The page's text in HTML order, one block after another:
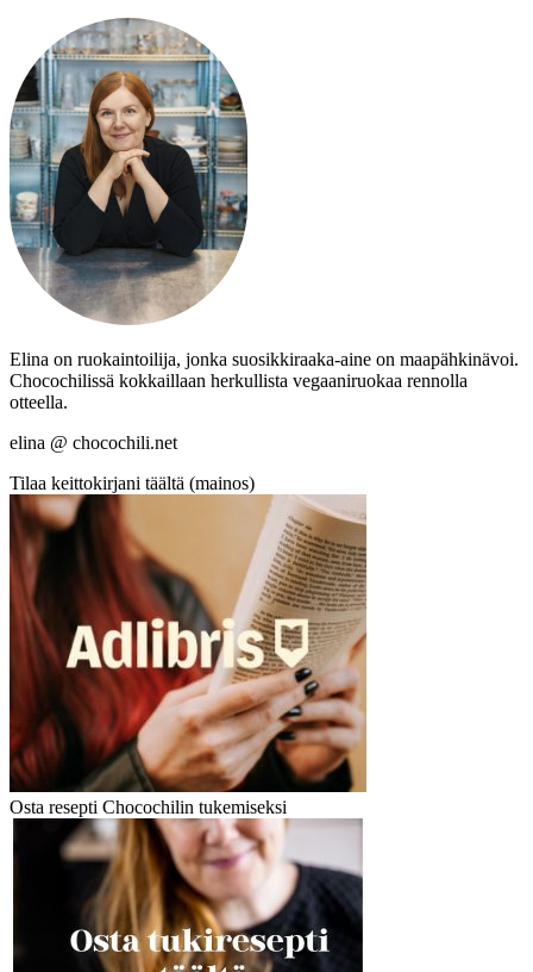
Elina on ruokaintoilija, jonka suosikkiraaka-aine on maapähkinävoi.
Chocochilissä kokkaillaan herkullista vegaaniruokaa rennolla
otteella.
elina @ chocochili.net
Tilaa keittokirjani täältä (mainos)
Osta resepti Chocochilin tukemiseksi